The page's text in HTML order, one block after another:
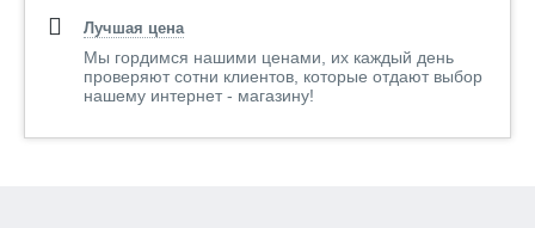
Лучшая цена
Мы гордимся нашими ценами, их каждый день
проверяют сотни клиентов, которые отдают выбор
нашему интернет - магазину!